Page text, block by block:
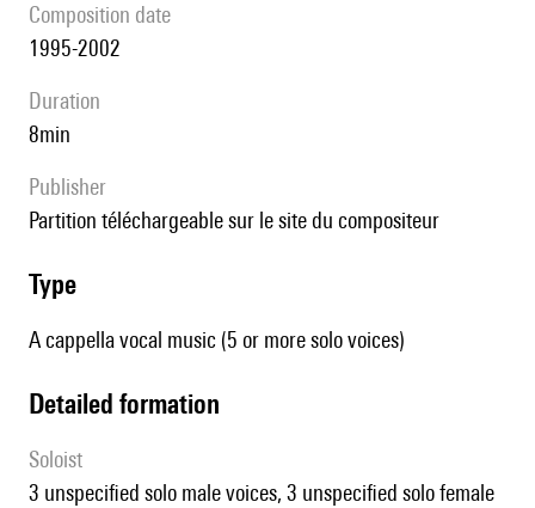
composition date
1995-2002
duration
8min
publisher
partition téléchargeable sur le site du compositeur
type
A cappella vocal music (5 or more solo voices)
detailed formation
Soloist
3 unspecified solo male voices, 3 unspecified solo female